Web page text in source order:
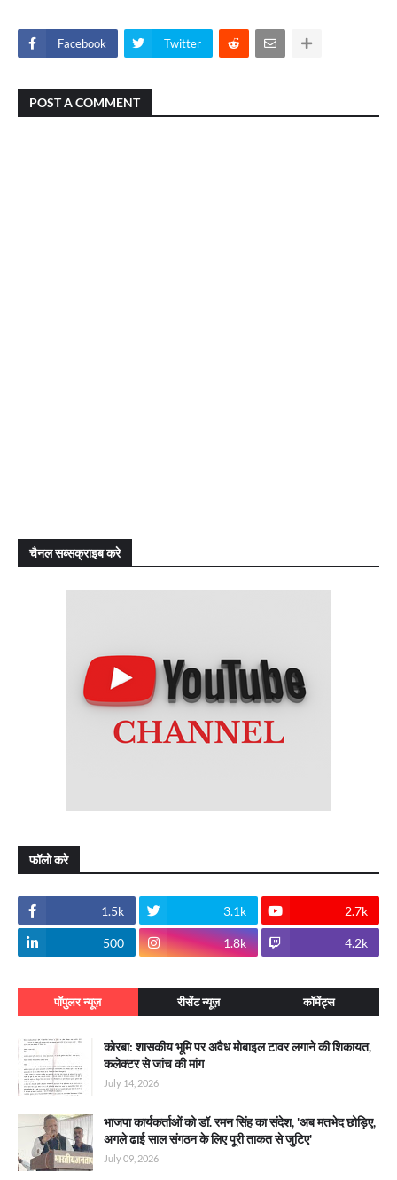
Facebook Twitter
POST A COMMENT
चैनल सब्सक्राइब करे
फॉलो करे
1.5k 3.1k 2.7k
500 1.8k 4.2k
पॉपुलर न्यूज़ रीसेंट न्यूज़ कॉमेंट्स
कोरबा: शासकीय भूमि पर अवैध मोबाइल टावर लगाने की शिकायत,
कलेक्टर से जांच की मांग
July 14, 2026
भाजपा कार्यकर्ताओं को डॉ. रमन सिंह का संदेश, 'अब मतभेद छोड़िए,
अगले ढाई साल संगठन के लिए पूरी ताकत से जुटिए'
July 09, 2026